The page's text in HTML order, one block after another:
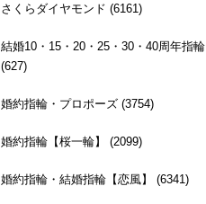
さくらダイヤモンド (6161)
結婚10・15・20・25・30・40周年指輪
(627)
婚約指輪・プロポーズ (3754)
婚約指輪【桜一輪】 (2099)
婚約指輪・結婚指輪【恋風】 (6341)